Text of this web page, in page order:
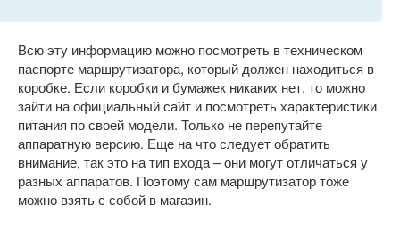
Всю эту информацию можно посмотреть в техническом
паспорте маршрутизатора, который должен находиться в
коробке. Если коробки и бумажек никаких нет, то можно
зайти на официальный сайт и посмотреть характеристики
питания по своей модели. Только не перепутайте
аппаратную версию. Еще на что следует обратить
внимание, так это на тип входа – они могут отличаться у
разных аппаратов. Поэтому сам маршрутизатор тоже
можно взять с собой в магазин.